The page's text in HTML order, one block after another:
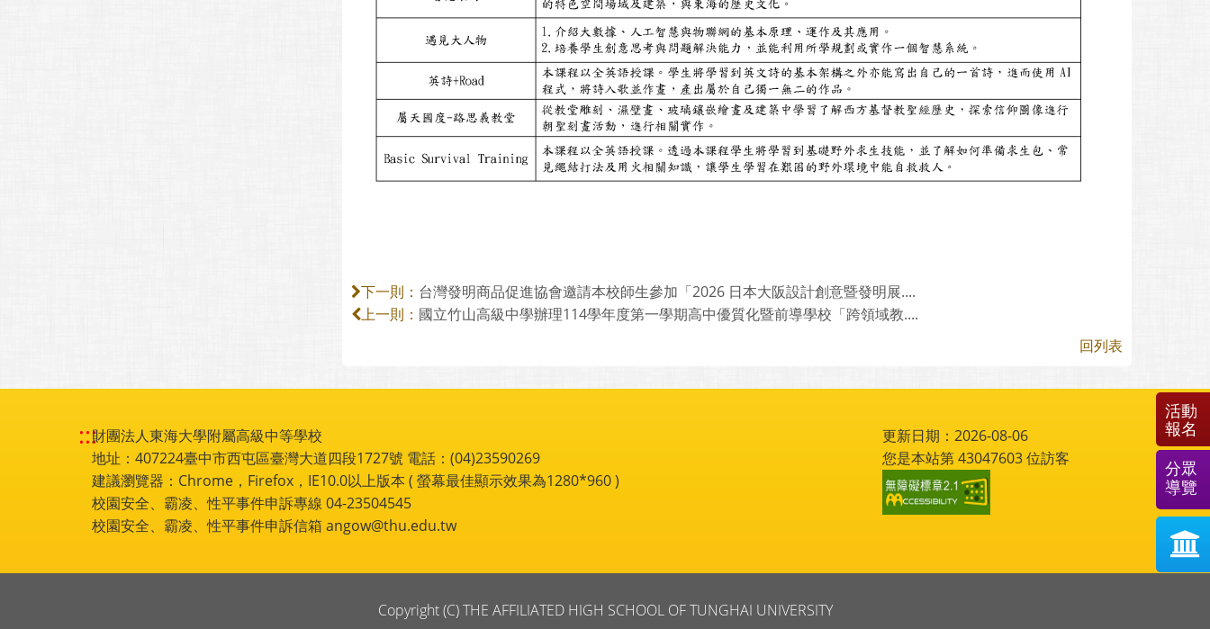
下一則： 台灣發明商品促進協會邀請本校師生參加「2026 日本大阪設計創意暨發明展....
上一則： 國立竹山高級中學辦理114學年度第一學期高中優質化暨前導學校「跨領域教....
回列表
:::財團法人東海大學附屬高級中等學校
地址：407224臺中市西屯區臺灣大道四段1727號 電話：(04)23590269
建議瀏覽器：Chrome，Firefox，IE10.0以上版本 ( 螢幕最佳顯示效果為1280*960 )
校園安全、霸凌、性平事件申訴專線 04-23504545
校園安全、霸凌、性平事件申訴信箱 angow@thu.edu.tw
更新日期：2026-08-06
您是本站第43047603位訪客
Copyright (C) THE AFFILIATED HIGH SCHOOL OF TUNGHAI UNIVERSITY
活動
報名
分眾
導覽